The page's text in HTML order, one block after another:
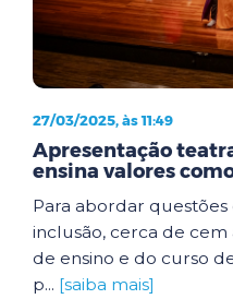
27/03/2025, às 11:49
Apresentação
ensina valores
Para abordar
inclusão, cerca de
de ensino e do curso
p... [saiba mais]